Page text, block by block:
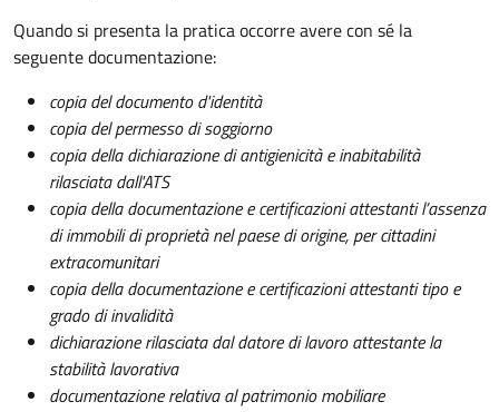
Quando si presenta la pratica occorre avere con sé la
seguente documentazione:
copia del documento d'identità
copia del permesso di soggiorno
copia della dichiarazione di antigienicità e inabitabilità
rilasciata dall'ATS
copia della documentazione e certificazioni attestanti l’assenza
di immobili di proprietà nel paese di origine, per cittadini
extracomunitari
copia della documentazione e certificazioni attestanti tipo e
grado di invalidità
dichiarazione rilasciata dal datore di lavoro attestante la
stabilità lavorativa
documentazione relativa al patrimonio mobiliare